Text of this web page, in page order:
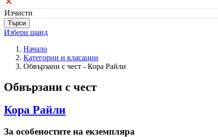
Изчисти
Избери щанд
Начало
Категории и класации
Обвързани с чест - Кора Райли
Обвързани с чест
Кора Райли
За особеностите на екземпляра